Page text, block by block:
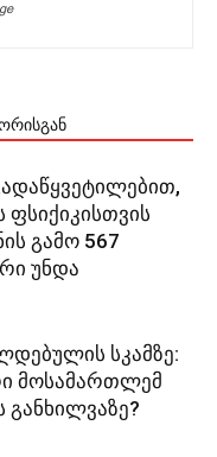
ფსიქიკისთვის
გამო 567
უნდა
სკამზე:
მოსამართლემ
განხილვაზე?